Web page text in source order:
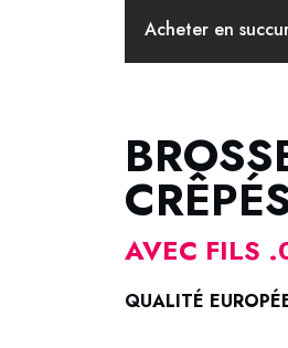
Acheter en
AVEC FILS
QUALITÉ